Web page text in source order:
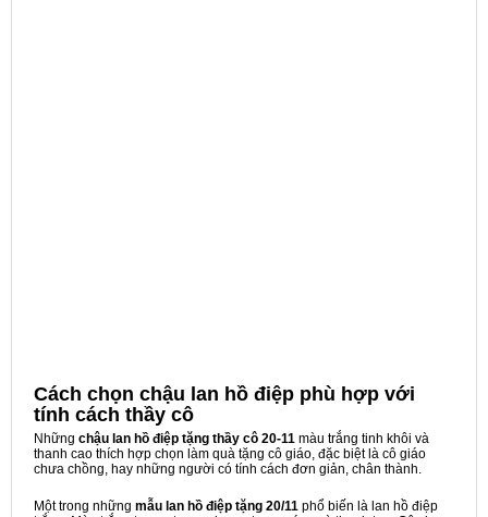
Cách chọn chậu lan hồ điệp phù hợp với
tính cách thầy cô
Những chậu lan hồ điệp tặng thầy cô 20-11 màu trắng tinh khôi và
thanh cao thích hợp chọn làm quà tặng cô giáo, đặc biệt là cô giáo
chưa chồng, hay những người có tính cách đơn giản, chân thành.
Một trong những mẫu lan hồ điệp tặng 20/11 phổ biến là lan hồ điệp